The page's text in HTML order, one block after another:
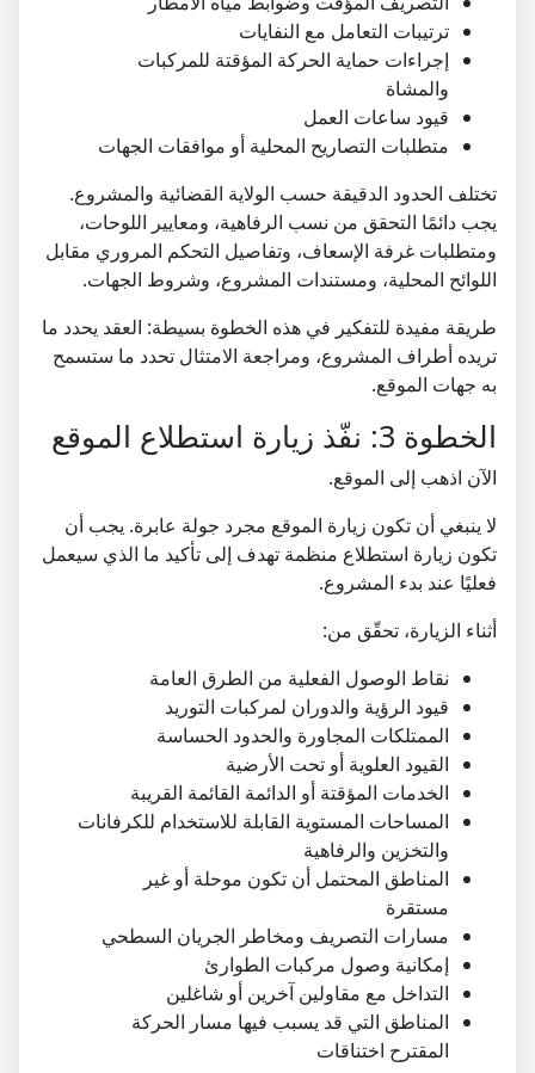
ترتيبات التعامل مع النفايات
إجراءات حماية الحركة المؤقتة للمركبات
والمشاة
قيود ساعات العمل
متطلبات التصاريح المحلية أو موافقات الجهات
تختلف الحدود الدقيقة حسب الولاية القضائية والمشروع.
يجب دائمًا التحقق من نسب الرفاهية، ومعايير اللوحات،
ومتطلبات غرفة الإسعاف، وتفاصيل التحكم المروري مقابل
اللوائح المحلية، ومستندات المشروع، وشروط الجهات.
طريقة مفيدة للتفكير في هذه الخطوة بسيطة: العقد يحدد ما
تريده أطراف المشروع، ومراجعة الامتثال تحدد ما ستسمح
به جهات الموقع.
الخطوة 3: نفّذ زيارة استطلاع الموقع
الآن اذهب إلى الموقع.
لا ينبغي أن تكون زيارة الموقع مجرد جولة عابرة. يجب أن
تكون زيارة استطلاع منظمة تهدف إلى تأكيد ما الذي سيعمل
فعليًا عند بدء المشروع.
أثناء الزيارة، تحقّق من:
نقاط الوصول الفعلية من الطرق العامة
قيود الرؤية والدوران لمركبات التوريد
الممتلكات المجاورة والحدود الحساسة
القيود العلوية أو تحت الأرضية
الخدمات المؤقتة أو الدائمة القائمة القريبة
المساحات المستوية القابلة للاستخدام للكرفانات
والتخزين والرفاهية
المناطق المحتمل أن تكون موحلة أو غير
مستقرة
مسارات التصريف ومخاطر الجريان السطحي
إمكانية وصول مركبات الطوارئ
التداخل مع مقاولين آخرين أو شاغلين
المناطق التي قد يسبب فيها مسار الحركة
المقترح اختناقات